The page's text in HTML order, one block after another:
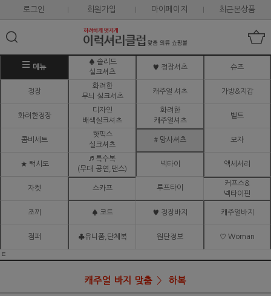
로그인 회원가입 마이페이지 최근본상품
메뉴
♠ 솔리드
실크셔츠
♥ 정장셔츠 슈즈
정장
화려한
무늬 실크셔츠
캐주얼 셔츠 가방&지갑
화려한정장
디자인
배색실크셔츠
화려한
캐주얼셔츠
벨트
콤비세트
핫픽스
실크셔츠
# 망사셔츠 모자
★ 턱시도
♬ 특수복
(무대.공연,댄스)
넥타이 액세서리
자켓 스카프 루프타이
커프스&
넥타이핀
조끼 ♠ 코트 ♥ 정장바지 캐주얼바지
점퍼 ♣유니폼,단체복 원단정보 ♡ Woman
ㅌ
캐주얼 바지 맞춤 하복